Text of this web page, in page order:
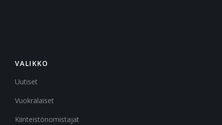
VALIKKO
Uutiset
Vuokralaiset
Kiinteistönomistajat